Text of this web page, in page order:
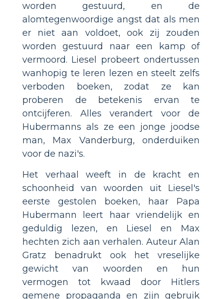
worden gestuurd, en de
alomtegenwoordige angst dat als men
er niet aan voldoet, ook zij zouden
worden gestuurd naar een kamp of
vermoord. Liesel probeert ondertussen
wanhopig te leren lezen en steelt zelfs
verboden boeken, zodat ze kan
proberen de betekenis ervan te
ontcijferen. Alles verandert voor de
Hubermanns als ze een jonge joodse
man, Max Vanderburg, onderduiken
voor de nazi's.
Het verhaal weeft in de kracht en
schoonheid van woorden uit Liesel's
eerste gestolen boeken, haar Papa
Hubermann leert haar vriendelijk en
geduldig lezen, en Liesel en Max
hechten zich aan verhalen. Auteur Alan
Gratz benadrukt ook het vreselijke
gewicht van woorden en hun
vermogen tot kwaad door Hitlers
gemene propaganda en zijn gebruik